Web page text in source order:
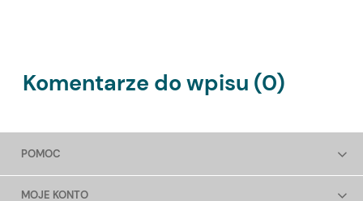
Komentarze do wpisu (0)
POMOC
MOJE KONTO